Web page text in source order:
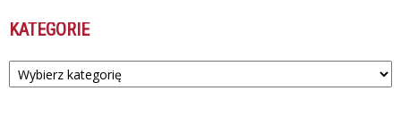
KATEGORIE
Kategorie